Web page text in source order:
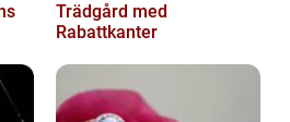
Trädgård med
Rabattkanter